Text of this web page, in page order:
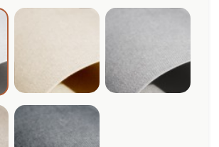
Purishade®Avorio Purishade®Cloud
Purishade®Graphite Purishade®